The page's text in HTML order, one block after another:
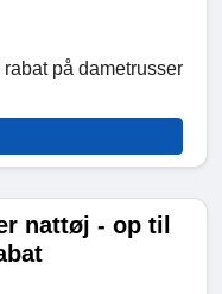
på dametrusser
nattøj - op til